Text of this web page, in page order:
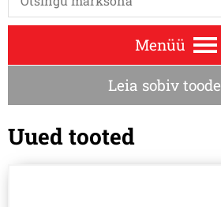
Menüü
Leia sobiv toode
Uued tooted